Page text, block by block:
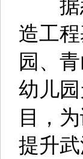
造工
园、
幼儿
目，
提升